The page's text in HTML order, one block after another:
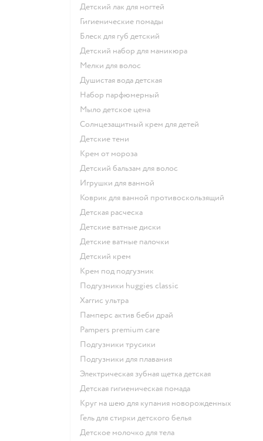
детский лак для ногтей
гигиенические помады
блеск для губ детский
детский набор для маникюра
мелки для волос
душистая вода детская
набор парфюмерный
мыло детское цена
солнцезащитный крем для детей
детские тени
крем от мороза
детский бальзам для волос
игрушки для ванной
коврик для ванной противоскользящий
детская расческа
детские ватные диски
детские ватные палочки
детский крем
крем под подгузник
подгузники huggies classic
хаггис ультра
памперс актив беби драй
pampers premium care
подгузники трусики
подгузники для плавания
электрическая зубная щетка детская
детская гигиеническая помада
круг на шею для купания новорожденных
гель для стирки детского белья
детское молочко для тела